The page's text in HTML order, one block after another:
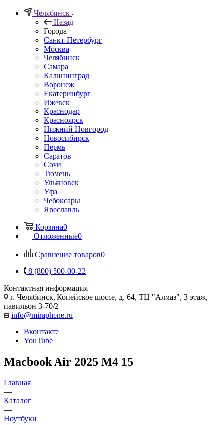
Челябинск
Назад
Города
Санкт-Петербург
Москва
Челябинск
Самара
Калининград
Воронеж
Екатеринбург
Ижевск
Краснодар
Красноярск
Нижний Новгород
Новосибирск
Пермь
Саратов
Сочи
Тюмень
Ульяновск
Уфа
Чебоксары
Ярославль
Корзина0
Отложенные0
Сравнение товаров0
8 (800) 500-00-22
Контактная информация
г. Челябинск, Копейское шоссе, д. 64, ТЦ "Алмаз", 3 этаж,
павильон 3-70/2
info@miraphone.ru
Вконтакте
YouTube
Macbook Air 2025 M4 15
Главная
—
Каталог
—
Ноутбуки